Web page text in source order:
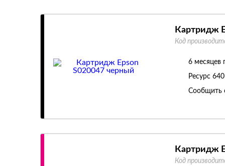
Картридж
Код
6 месяцев
Ресурс
Сообщить
Картридж
Код